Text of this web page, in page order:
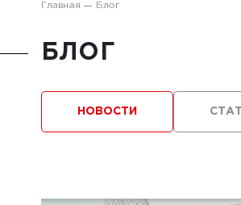
Главная Блог
БЛОГ
НОВОСТИ